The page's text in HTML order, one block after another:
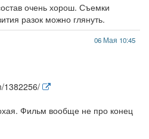
очень хорош. Съемки
разок можно глянуть.
06 Мая 10:45
1382256/
Фильм вообще не про конец